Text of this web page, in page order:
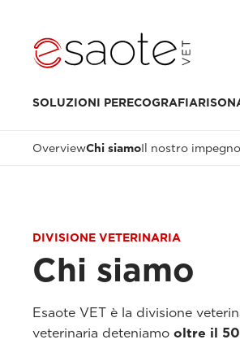
SOLUZIONI PERECOGRAFIA
OverviewChi siamoIl nostro impegno
DIVISIONE VETERINARIA
Chi siamo
Esaote VET è la divisione
veterinaria deteniamo oltre il